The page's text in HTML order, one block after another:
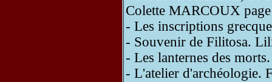
Colette MARCOUX
- Les inscriptions
- Souvenir de Filitosa.
- Les lanternes des
- L'atelier d'archéologie.